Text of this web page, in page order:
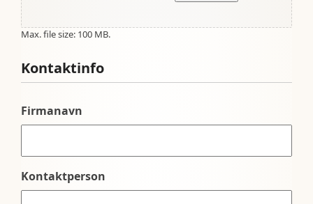
Max. file size: 100 MB.
Kontaktinfo
Firmanavn
Kontaktperson